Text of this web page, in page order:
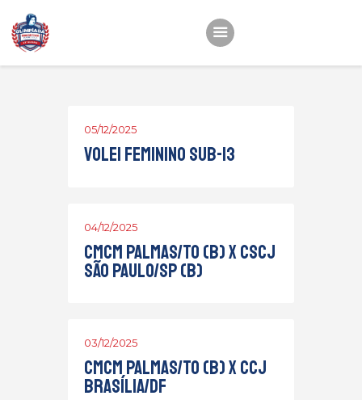
22ª OEMC
Fotos
Classificação
Sagrado Rede de
Educação
05/12/2025
Volei Feminino Sub-13
04/12/2025
CMCM Palmas/TO (B) x CSCJ
São Paulo/SP (B)
03/12/2025
CMCM Palmas/TO (B) x CCJ
Brasília/DF